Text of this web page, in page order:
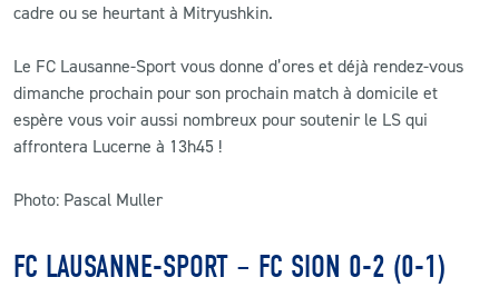
cadre ou se heurtant à Mitryushkin.
Le FC Lausanne-Sport vous donne d’ores et déjà rendez-vous
dimanche prochain pour son prochain match à domicile et
espère vous voir aussi nombreux pour soutenir le LS qui
affrontera Lucerne à 13h45 !
Photo: Pascal Muller
FC LAUSANNE-SPORT – FC SION 0-2 (0-1)